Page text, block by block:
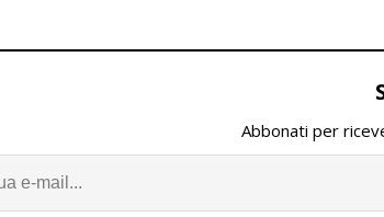
Abbonati per